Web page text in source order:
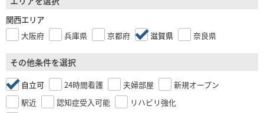
関西エリア
大阪府 兵庫県 京都府 滋賀県 奈良県
その他条件を選択
自立可 24時間看護 夫婦部屋
新規オープン
駅近
認知症受入可能
リハビリ強化